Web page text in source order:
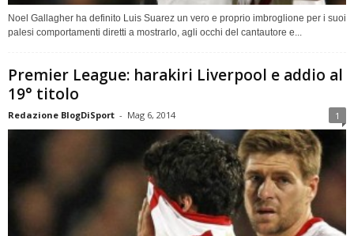
Noel Gallagher ha definito Luis Suarez un vero e proprio imbroglione per i suoi
palesi comportamenti diretti a mostrarlo, agli occhi del cantautore e...
Premier League: harakiri Liverpool e addio al
19° titolo
Redazione BlogDiSport - Mag 6, 2014 1